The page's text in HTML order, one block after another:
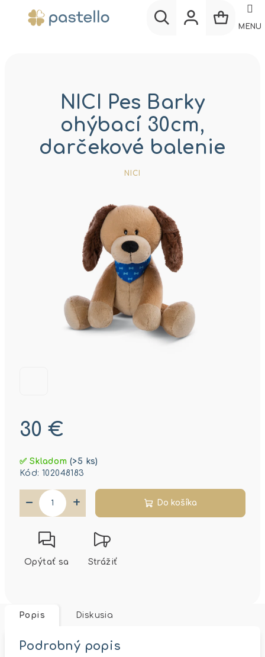
MENU
30 €
cena:
✅ Skladom(>5 ks)
Kód: 102048183
+
− Do košíka
Opýtať sa Strážiť
NICI Pes Barky
ohýbací 30cm,
darčekové balenie
NICI
Popis Diskusia
Podrobný popis